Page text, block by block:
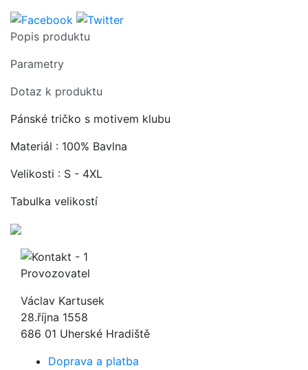
Popis produktu
Parametry
Dotaz k produktu
Pánské tričko s motivem klubu
Materiál : 100% Bavlna
Velikosti : S - 4XL
Tabulka velikostí
Provozovatel
Václav Kartusek
28.října 1558
686 01 Uherské Hradiště
Doprava a platba